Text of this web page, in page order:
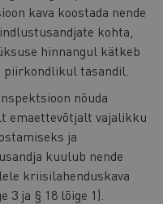
kava koostada nende
kohta,
hinnangul kätkeb
tasandil.
nõuda
emaettevõtjalt vajalikku
ja
kuulub nende
kriisilahenduskava
3 ja § 18 lõige 1).